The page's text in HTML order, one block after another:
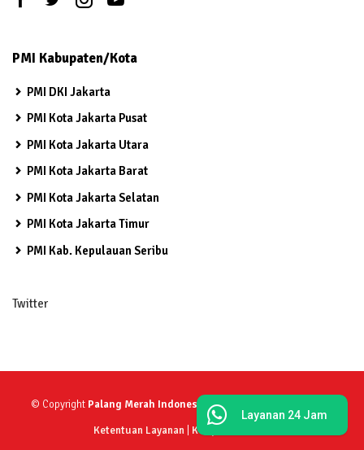
Layanan 24 Jam
PMI Kabupaten/Kota
PMI DKI Jakarta
PMI Kota Jakarta Pusat
PMI Kota Jakarta Utara
PMI Kota Jakarta Barat
PMI Kota Jakarta Selatan
PMI Kota Jakarta Timur
PMI Kab. Kepulauan Seribu
Twitter
© Copyright Palang Merah Indonesia Provinsi DKI Jakarta
Ketentuan Layanan
Kebijakan Privasi